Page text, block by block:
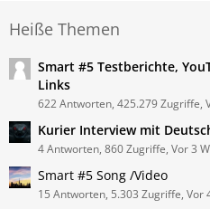
Heiße Themen
Smart #5 Testberichte,
Links
622 Antworten, 425.279 Zugriffe,
Kurier Interview mit
4 Antworten, 860 Zugriffe, Vor 3
Smart #5 Song /Video
15 Antworten, 5.303 Zugriffe, Vor